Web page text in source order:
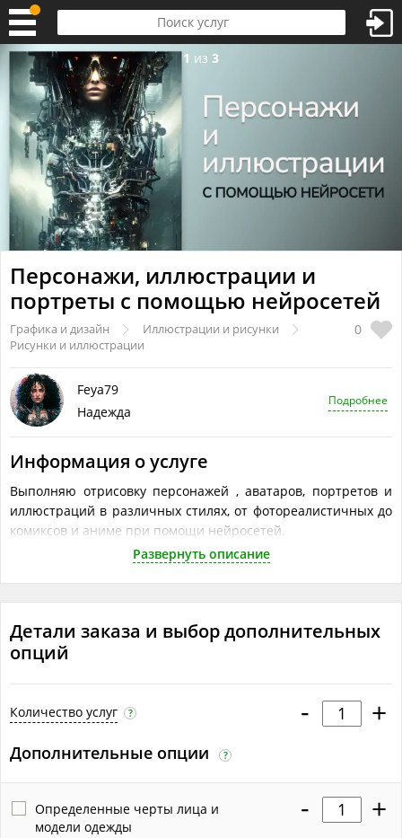
1 из 3
Персонажи, иллюстрации и
портреты с помощью нейросетей
0
Графика и дизайн
Иллюстрации и рисунки
Рисунки и иллюстрации
Feya79
Надежда
Подробнее
Информация о услуге
Выполняю отрисовку персонажей , аватаров, портретов и
иллюстраций в различных стилях, от фотореалистичных до
комиксов и аниме при помощи нейросетей.
Результат можно использовать как в личных целях так и в
любом месте и композиции.
Можно сгенерировать:
- одежду
- мифических существ
- стикеры
Развернуть описание
Детали заказа и выбор дополнительных
опций
- +
Количество услуг ?
Дополнительные опции ?
Определенные черты лица и
модели одежды
- +